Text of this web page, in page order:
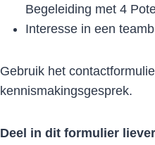
Begeleiding met 4
Interesse in een
Gebruik het
kennismakingsgesprek.
Deel in dit formulier